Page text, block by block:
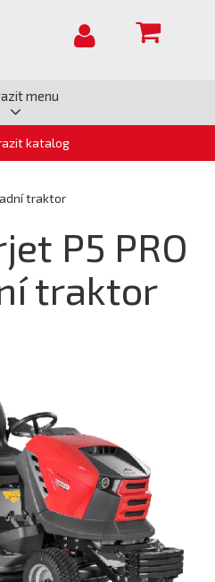
menu
katalog
traktor
P5 PRO
traktor